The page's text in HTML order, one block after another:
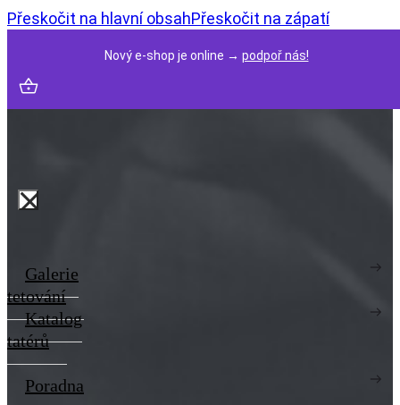
Přeskočit na hlavní obsahPřeskočit na zápatí
Nový e-shop je online → podpoř nás!
Galerie
tetování
Katalog
tatérů
Poradna